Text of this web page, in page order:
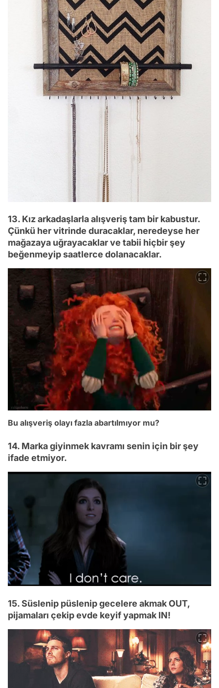
13. Kız arkadaşlarla alışveriş tam bir kabustur.
Çünkü her vitrinde duracaklar, neredeyse her
mağazaya uğrayacaklar ve tabii hiçbir şey
beğenmeyip saatlerce dolanacaklar.
Bu alışveriş olayı fazla abartılmıyor mu?
14. Marka giyinmek kavramı senin için bir şey
ifade etmiyor.
15. Süslenip püslenip gecelere akmak OUT,
pijamaları çekip evde keyif yapmak IN!